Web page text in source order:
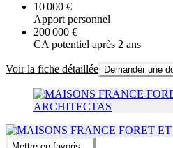
10 000 €
Apport personnel
200 000 €
CA potentiel après 2 ans
Voir la fiche détaillée Demander une